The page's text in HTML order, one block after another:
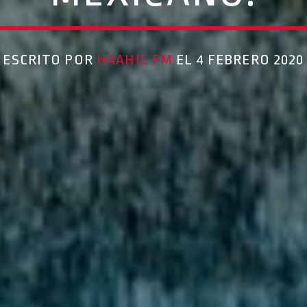
ESCRITO POR HAAHIL FM EL 4 FEBRERO 2020